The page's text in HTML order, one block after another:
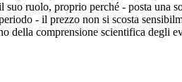
ruolo, proprio perché - posta una
- il prezzo non si scosta
della comprensione scientifica